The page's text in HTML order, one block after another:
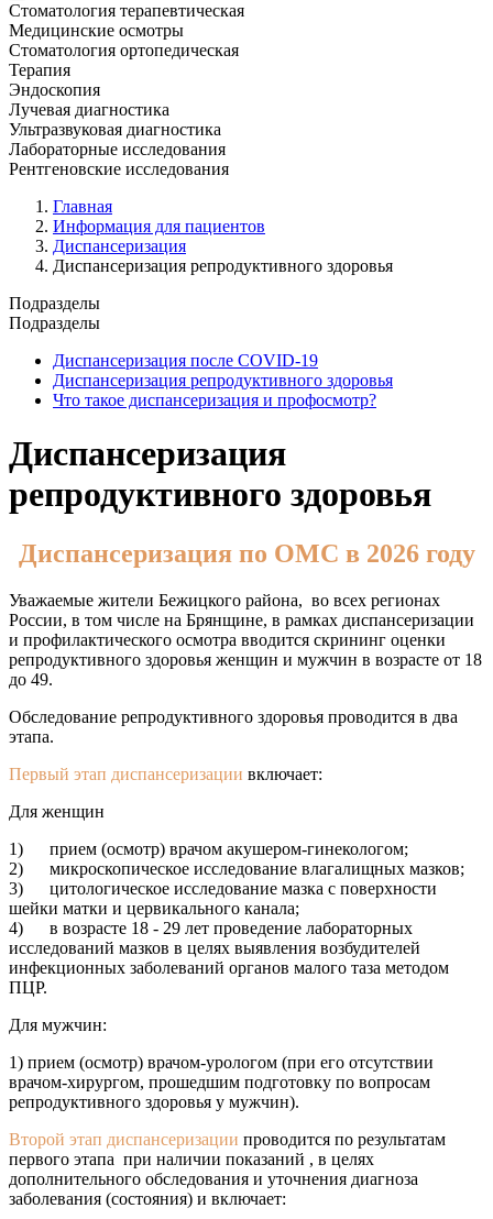
Стоматология терапевтическая
Медицинские осмотры
Стоматология ортопедическая
Терапия
Эндоскопия
Лучевая диагностика
Ультразвуковая диагностика
Лабораторные исследования
Рентгеновские исследования
Главная
Информация для пациентов
Диспансеризация
Диспансеризация репродуктивного здоровья
Подразделы
Подразделы
Диспансеризация после COVID-19
Диспансеризация репродуктивного здоровья
Что такое диспансеризация и профосмотр?
Диспансеризация
репродуктивного здоровья
Диспансеризация по ОМС в 2026 году
Уважаемые жители Бежицкого района, во всех регионах
России, в том числе на Брянщине, в рамках диспансеризации
и профилактического осмотра вводится скрининг оценки
репродуктивного здоровья женщин и мужчин в возрасте от 18
до 49.
Обследование репродуктивного здоровья проводится в два
этапа.
Первый этап диспансеризации включает:
Для женщин
1) прием (осмотр) врачом акушером-гинекологом;
2) микроскопическое исследование влагалищных мазков;
3) цитологическое исследование мазка с поверхности
шейки матки и цервикального канала;
4) в возрасте 18 - 29 лет проведение лабораторных
исследований мазков в целях выявления возбудителей
инфекционных заболеваний органов малого таза методом
ПЦР.
Для мужчин:
1) прием (осмотр) врачом-урологом (при его отсутствии
врачом-хирургом, прошедшим подготовку по вопросам
репродуктивного здоровья у мужчин).
Второй этап диспансеризации проводится по результатам
первого этапа при наличии показаний , в целях
дополнительного обследования и уточнения диагноза
заболевания (состояния) и включает: